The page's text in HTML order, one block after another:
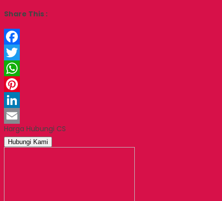
Share This :
Facebook
Twitter
WhatsApp
Pinterest
LinkedIn
Email
Harga Hubungi CS
Hubungi Kami